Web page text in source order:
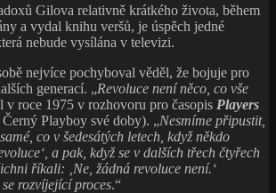
Gilova relativně krátkého života, během
a vydal knihu veršů, je úspěch jedné
nebude vysílána v televizi.
nejvíce pochyboval věděl, že bojuje pro
generací. „Revoluce není něco, co vše
v roce 1975 v rozhovoru pro časopis Players
Playboy své doby). „Nesmíme připustit,
co v šedesátých letech, když někdo
a pak, když se v dalších třech čtyřech
říkali: ‚Ne, žádná revoluce není.‘
rozvíjející proces.“